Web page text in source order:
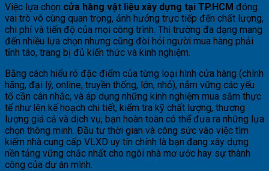
Việc lựa chọn cửa hàng vật liệu xây dựng tại TP.HCM đóng
vai trò vô cùng quan trọng, ảnh hưởng trực tiếp đến chất lượng,
chi phí và tiến độ của mọi công trình. Thị trường đa dạng mang
đến nhiều lựa chọn nhưng cũng đòi hỏi người mua hàng phải
tỉnh táo, trang bị đủ kiến thức và kinh nghiệm.
Bằng cách hiểu rõ đặc điểm của từng loại hình cửa hàng (chính
hãng, đại lý, online, truyền thống, lớn, nhỏ), nắm vững các yếu
tố cần cân nhắc, và áp dụng những kinh nghiệm mua sắm thực
tế như lên kế hoạch chi tiết, kiểm tra kỹ chất lượng, thương
lượng giá cả và dịch vụ, bạn hoàn toàn có thể đưa ra những lựa
chọn thông minh. Đầu tư thời gian và công sức vào việc tìm
kiếm nhà cung cấp VLXD uy tín chính là bạn đang xây dựng
nền tảng vững chắc nhất cho ngôi nhà mơ ước hay sự thành
công của dự án mình.